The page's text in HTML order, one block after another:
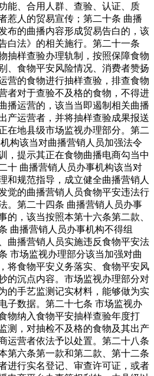
能、合用人群、查验、认证、质
惹人的贸易宣传；第二十条 曲播
布的曲播内容形成贸易告白的，该
白法》的相关施行。第二十一条
抽样查验办理轨制，按照保障食物
、食物平安风险情况、消费者赞扬
营的食物进行抽样查验，排查食物
者对于查验不及格的食物，不得进
播运营的，该当当即遏制相关曲播
产运营者，并将抽样查验成果报送
在地县级市场监视办理部分。第二
构该当对曲播营销人员加强法令
，提示其正在食物曲播电商勾当中
十 曲播营销人员办事机构该当对
和规范指导，成立健全曲播营销人
觉的曲播营销人员食物平安违法行
。第二十四条 曲播营销人员办事
的，该当按照本第十六条第二款、
曲播营销人员办事机构不得组
曲播营销人员实施违反食物平安法
市场监视办理部分该当加强对曲
将食物平安义务落实、食物平安风
的沉点内容。市场监视办理部分对
的手艺监测记实材料，能够做为实
子数据。第二十七条 市场监视办
物纳入食物平安抽样查验年度打
测，对抽检不及格的食物及其出产
运营者依法予以处置。第二十八条
第六条第一款和第二款、第十二条
进行实名登记、审查许可证，或者